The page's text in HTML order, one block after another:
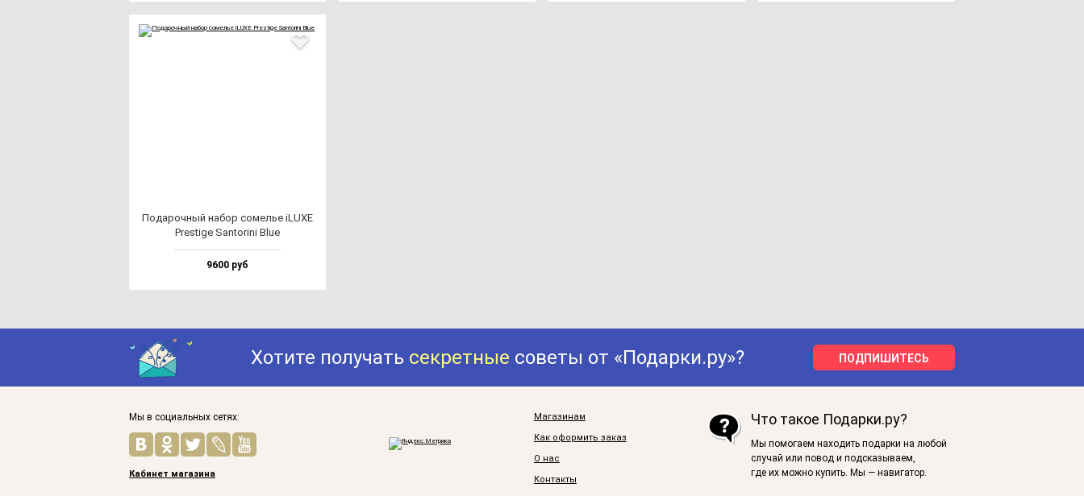
Пода­роч­ный на­бор со­мелье iLUXE
Pres­ti­ge San­to­ri­ni Blue
9600 руб
Хотите получать секретные советы от «Подарки.ру»? ПОДПИШИТЕСЬ
Мы в социальных сетях:
Кабинет магазина
Магазинам
Как оформить заказ
О нас
Контакты
Что такое Подарки.ру?
Мы помогаем находить подарки на любой
случай или повод и подсказываем,
где их можно купить. Мы — навигатор.